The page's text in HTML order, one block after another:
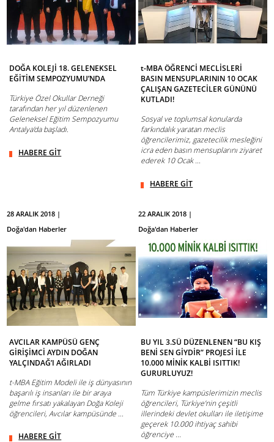
DOĞA KOLEJİ 18. GELENEKSEL
EĞİTİM SEMPOZYUMU’NDA
Türkiye Özel Okullar Derneği
tarafından her yıl düzenlenen
Geleneksel Eğitim Sempozyumu
Antalya'da başladı.
HABERE GİT
t-MBA ÖĞRENCİ MECLİSLERİ
BASIN MENSUPLARININ 10 OCAK
ÇALIŞAN GAZETECİLER GÜNÜNÜ
KUTLADI!
Sosyal ve toplumsal konularda
farkındalık yaratan meclis
öğrencilerimiz, gazetecilik mesleğini
icra eden basın mensuplarını ziyaret
ederek 10 Ocak ...
HABERE GİT
28 ARALIK 2018 |
Doğa'dan Haberler
AVCILAR KAMPÜSÜ GENÇ
GİRİŞİMCİ AYDIN DOĞAN
YALÇINDAĞ’I AĞIRLADI
t-MBA Eğitim Modeli ile iş dünyasının
başarılı iş insanları ile bir araya
gelme fırsatı yakalayan Doğa Koleji
öğrencileri, Avcılar kampüsünde ...
HABERE GİT
22 ARALIK 2018 |
Doğa'dan Haberler
BU YIL 3.SÜ DÜZENLENEN “BU KIŞ
BENİ SEN GİYDİR” PROJESİ İLE
10.000 MİNİK KALBİ ISITTIK!
GURURLUYUZ!
Tüm Türkiye kampüslerimizin meclis
öğrencileri, Türkiye’nin çeşitli
illerindeki devlet okulları ile iletişime
geçerek 10.000 ihtiyaç sahibi
öğrenciye ...